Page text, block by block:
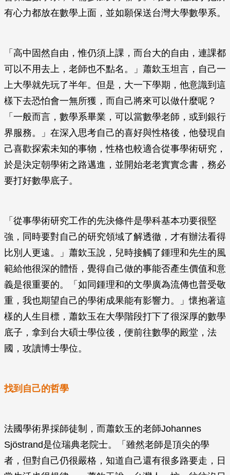
有心力都放在數學上面，並如願保送台灣大學數學系。
「高中固然自由，惟仍須上課，而台大的自由，連課都
可以不用去上，老師也不點名。」蕭欽玉坦言，自己一
上大學就先玩了半年。但是，大一下學期，他意識到這
樣下去恐怕會一無所獲，而自己將來可以做什麼呢？
「一般而言，數學系畢業，可以當數學老師，或到銀行
界服務。」在深入思考自己的喜好與性格後，他發現自
己喜歡探索未知的事物，性格也較適合從事學術研究，
於是決定朝學術之路邁進，並開始老老實實念書，務必
要打好數學底子。
「從事學術研究工作的先決條件是學科基本功要很堅
強，同時要對自己的研究領域了解透徹，才有辦法看得
比別人更遠。」蕭欽玉說，兒時接觸了鍾理和先生的風
範給他很深的體悟，覺得自己做的事能否產生價值和意
義是很重要的。「如同鍾理和的文學廣為流傳也普受敬
重，我也期望自己的學術成果能有影響力。」懷抱著這
樣的人生目標，蕭欽玉在大學階段打下了很深厚的數學
底子，拿到台大碩士學位後，便前往數學的殿堂，法
國，攻讀博士學位。
找到自己的哲學
法國學術界採師徒制，而蕭欽玉的老師Johannes
Sjöstrand是位瑞典老院士。「雖然老師是頂尖的學
者，但對自己仍很嚴格，知道自己還有很多路要走，日